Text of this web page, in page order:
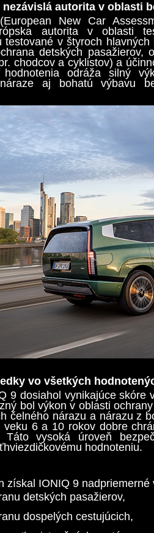
nezávislá autorita v oblasti
New Car
autorita v oblasti
testované v štyroch
detských pasažierov,
chodcov a cyklistov) a
hodnotenia odráža silný
aj bohatú výbavu
vo všetkých
9 dosiahol vynikajúce skóre
bol výkon v oblasti
čelného nárazu a nárazu z
6 a 10 rokov dobre
Táto vysoká úroveň
hodnoteniu.
získal IONIQ 9 nadpriemerné
detských pasažierov,
dospelých cestujúcich,